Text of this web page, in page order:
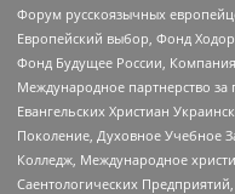
Форум русскоязычных
Европейский выбор, Фонд
Фонд Будущее России,
Международное партнерство
Евангельских Христиан
Поколение, Духовное Учебное
Колледж, Международное
Саентологических